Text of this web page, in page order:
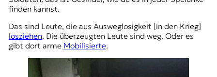
finden kannst.
Das sind Leute, die aus Ausweglosigkeit [in den Krieg]
losziehen. Die überzeugten Leute sind weg. Oder es
gibt dort arme Mobilisierte.